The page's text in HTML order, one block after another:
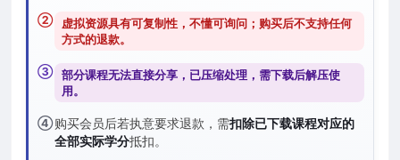
② 虚拟资源具有可复制性，不懂可询问；购买后不支持任何
方式的退款。
③ 部分课程无法直接分享，已压缩处理，需下载后解压使
用。
④购买会员后若执意要求退款，需扣除已下载课程对应的
全部实际学分抵扣。